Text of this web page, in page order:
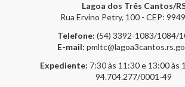
Lagoa dos Três Cantos/
Rua Ervino Petry, 100 - CEP:
Telefone: (54) 3392-1083/1084/
E-mail:
Expediente: 7:30 às 11:30 e 13:00 às
94.704.277/0001-49